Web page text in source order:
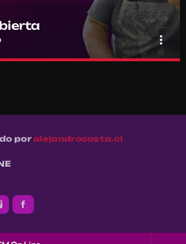
more_vert
diario de la comunidad Ritoquera
poralejandrocosta.cl